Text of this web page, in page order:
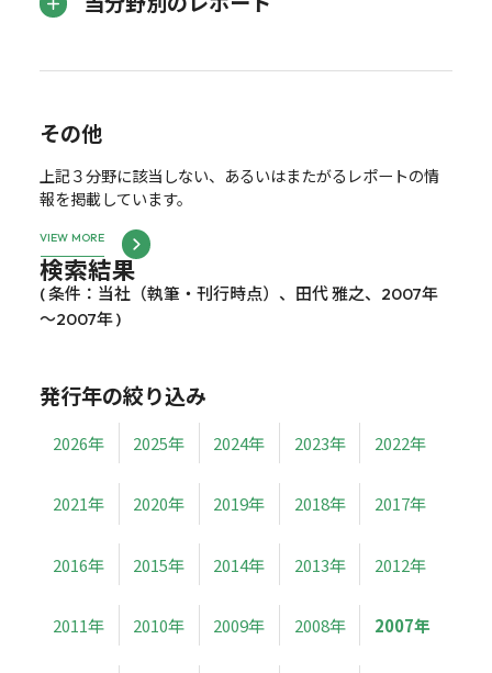
その他
上記３分野に該当しない、あるいはまたがるレポートの情
報を掲載しています。
VIEW MORE
検索結果
( 条件：当社（執筆・刊行時点）、田代 雅之、2007年
～2007年 )
発行年の絞り込み
2026年 2025年 2024年 2023年 2022年
2021年 2020年 2019年 2018年 2017年
2016年 2015年 2014年 2013年 2012年
2011年 2010年 2009年 2008年 2007年